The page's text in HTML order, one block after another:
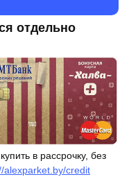
отдельно
в рассрочку, без
alexparket.by/credit